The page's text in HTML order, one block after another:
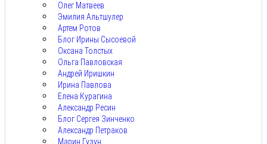
Олег Матвеев
Эмилия Альтшулер
Артем Ротов
Блог Ирины Сысоевой
Оксана Толстых
Ольга Павловская
Андрей Иришкин
Ирина Павлова
Елена Курагина
Александр Ресин
Блог Сергея Зинченко
Александр Петраков
Марин Гузун